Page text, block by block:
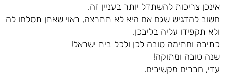
אינכן צריכות להשתדל יותר בעניין זה.
חשוב להדגיש שגם אם היא לא תתרצה, ראוי שאתן תסלחו לה
ולא תקפידו עליה בליבכן.
כתיבה וחתימה טובה לכן ולכל בית ישראל!
שנה טובה ומתוקה!
עדי, חברים מקשיבים.